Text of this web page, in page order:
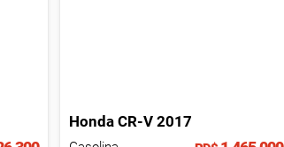
Honda CR-V 2017